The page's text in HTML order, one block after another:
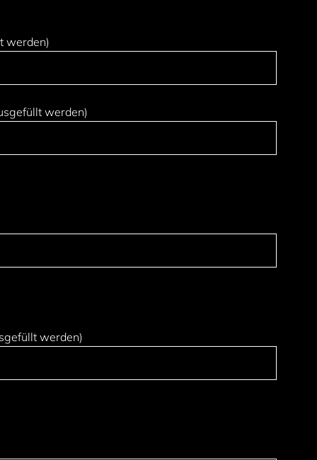
werden)
werden)
werden)